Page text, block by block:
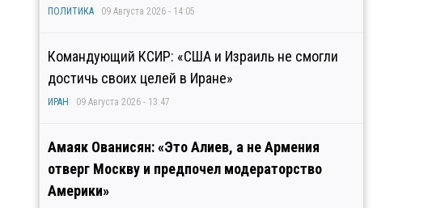
ПОЛИТИКА 09 Августа 2026 - 14:05
Командующий КСИР: «США и Израиль не смогли
достичь своих целей в Иране»
ИРАН 09 Августа 2026 - 13:47
Амаяк Ованисян: «Это Алиев, а не Армения
отверг Москву и предпочел модераторство
Америки»